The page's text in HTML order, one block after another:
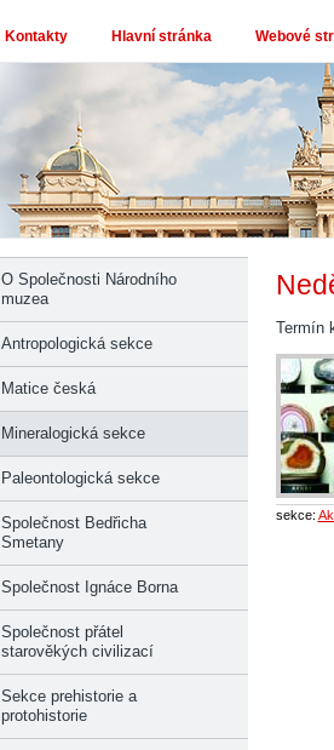
Kontakty Hlavní stránka Webové
Termín
sekce:
O Společnosti Národního
muzea
Antropologická sekce
Matice česká
Mineralogická sekce
Paleontologická sekce
Společnost Bedřicha
Smetany
Společnost Ignáce Borna
Společnost přátel
starověkých civilizací
Sekce prehistorie a
protohistorie